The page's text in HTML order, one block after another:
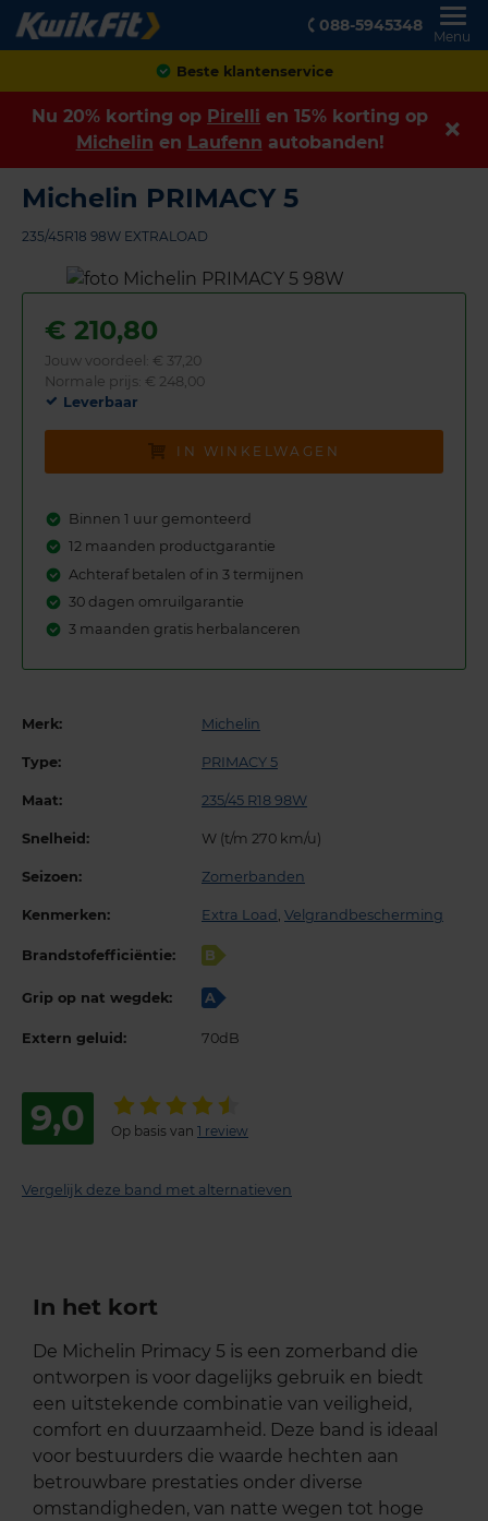
088-5945348
Menu
Achteraf betalen
Nu 20% korting op Pirelli en 15% korting op
Michelin en Laufenn autobanden!
Michelin PRIMACY 5
235/45R18 98W EXTRALOAD
€ 210,80
Jouw voordeel: € 37,20
Normale prijs: € 248,00
Leverbaar
IN WINKELWAGEN
Binnen 1 uur gemonteerd
12 maanden productgarantie
Achteraf betalen of in 3 termijnen
30 dagen omruilgarantie
3 maanden gratis herbalanceren
Merk: Michelin
Type: PRIMACY 5
Maat: 235/45 R18 98W
Snelheid: W (t/m 270 km/u)
Seizoen: Zomerbanden
Kenmerken: Extra Load Velgrandbescherming
Brandstofefficiëntie: B
Grip op nat wegdek: A
Extern geluid: 70dB
9,0 Op basis van 1 review
Vergelijk deze band met alternatieven
In het kort
De Michelin Primacy 5 is een zomerband die
ontworpen is voor dagelijks gebruik en biedt
een uitstekende combinatie van veiligheid,
comfort en duurzaamheid. Deze band is ideaal
voor bestuurders die waarde hechten aan
betrouwbare prestaties onder diverse
omstandigheden, van natte wegen tot hoge